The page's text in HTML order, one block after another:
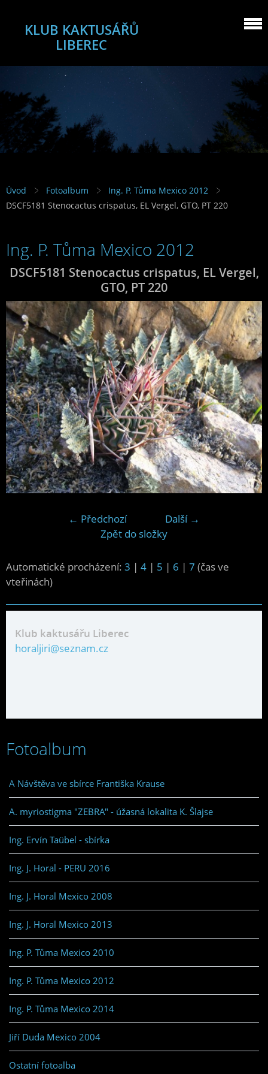
KLUB KAKTUSÁŘŮ
LIBEREC
Úvod Fotoalbum
Ing. P. Tůma Mexico 2012
DSCF5181 Stenocactus crispatus, EL Vergel, GTO, PT 220
Ing. P. Tůma Mexico 2012
DSCF5181 Stenocactus crispatus, EL Vergel,
GTO, PT 220
← Předchozí
Další →
Zpět do složky
Automatické procházení: 3 | 4 | 5 | 6 | 7 (čas ve
vteřinách)
Klub kaktusářu Liberec
horaljiri@seznam.cz
Fotoalbum
A Návštěva ve sbírce Františka Krause
A. myriostigma "ZEBRA" - úžasná lokalita K. Šlajse
Ing. Ervín Taübel - sbírka
Ing. J. Horal - PERU 2016
Ing. J. Horal Mexico 2008
Ing. J. Horal Mexico 2013
Ing. P. Tůma Mexico 2010
Ing. P. Tůma Mexico 2012
Ing. P. Tůma Mexico 2014
Jiří Duda Mexico 2004
Ostatní fotoalba